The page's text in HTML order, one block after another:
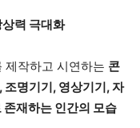
력 극대화
제작하고 시연하는 콘
조명기기, 영상기기, 자
존재하는 인간의 모습